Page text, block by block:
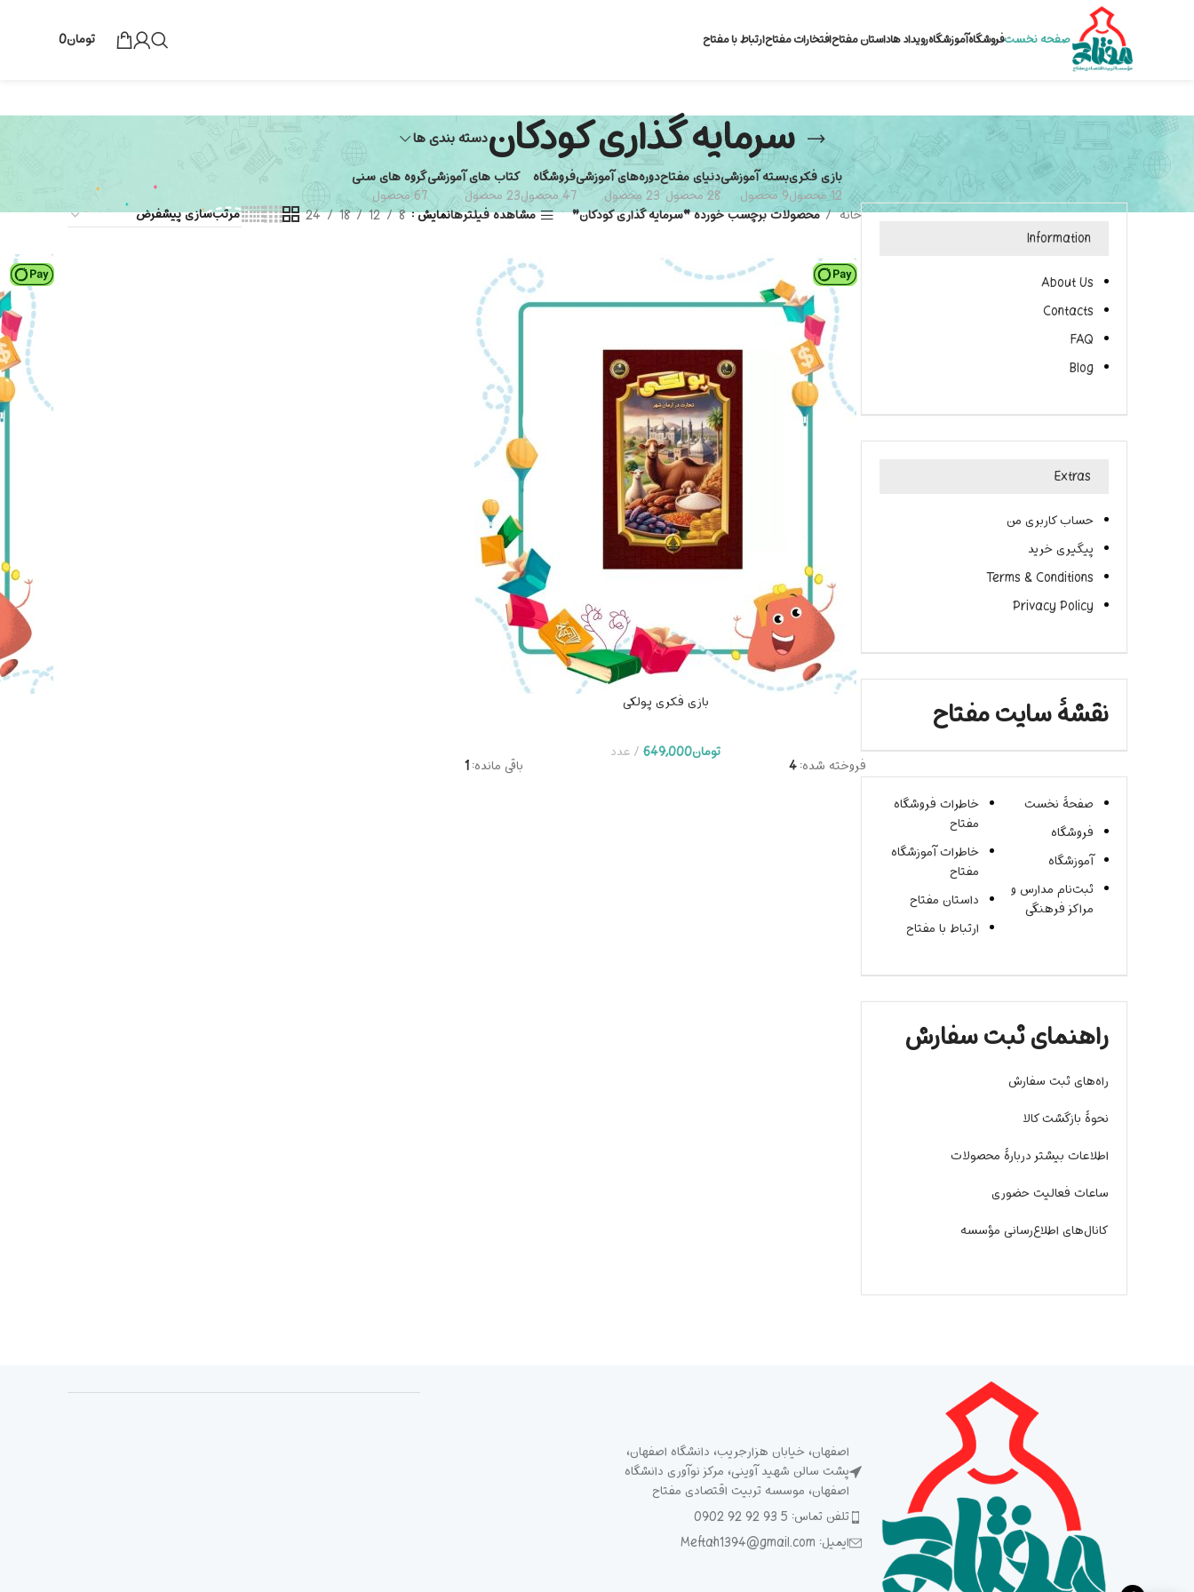
صفحه نخستفروشگاهآموزشگاهرویداد هاداستان مفتاحافتخارات مفتاحارتباط با مفتاح تومان0
سرمایه گذاری کودکاندسته بندی ها
بازی فکری
12 محصول
بسته آموزشی
9 محصول
دنیای مفتاح
28 محصول
دوره‌های آموزشی
23 محصول
فروشگاه
47 محصول
کتاب های آموزشی
23 محصول
گروه های سنی
67 محصول
Information
About Us
Contacts
FAQ
Blog
Extras
حساب کاربری من
پیگیری خرید
Terms & Conditions
Privacy Policy
نقشۀ سایت مفتاح
صفحۀ نخست
فروشگاه
آموزشگاه
ثبت‌نام مدارس و
مراکز فرهنگی
خاطرات فروشگاه
مفتاح
خاطرات آموزشگاه
مفتاح
داستان مفتاح
ارتباط با مفتاح
راهنمای ثبت سفارش
راه‌های ثبت سفارش
نحوۀ بازگشت کالا
اطلاعات بیشتر دربارۀ محصولات
ساعات فعالیت حضوری
کانال‌های اطلاع‌رسانی مؤسسه
خانه محصولات برچسب خورده “سرمایه گذاری کودکان” مشاهده فیلترهانمایش 8
12
18
24
بازی فکری پولکی
تومان649,000 عدد
فروخته شده:4 باقی مانده:1
اصفهان، خیابان هزارجریب، دانشگاه اصفهان،
پشت سالن شهید آوینی، مرکز نوآوری دانشگاه
اصفهان، موسسه تربیت اقتصادی مفتاح
تلفن تماس: 5 93 92 92 0902
ایمیل: Meftah1394@gmail.com